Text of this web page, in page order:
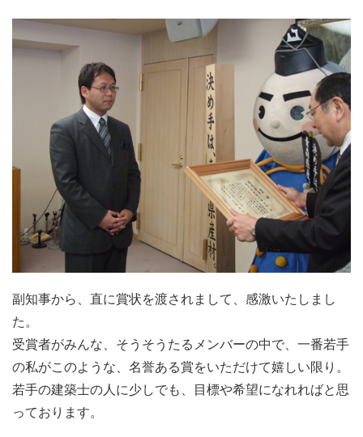
副知事から、直に賞状を渡されまして、感激いたしまし
た。
受賞者がみんな、そうそうたるメンバーの中で、一番若手
の私がこのような、名誉ある賞をいただけて嬉しい限り。
若手の建築士の人に少しでも、目標や希望になれればと思
っております。